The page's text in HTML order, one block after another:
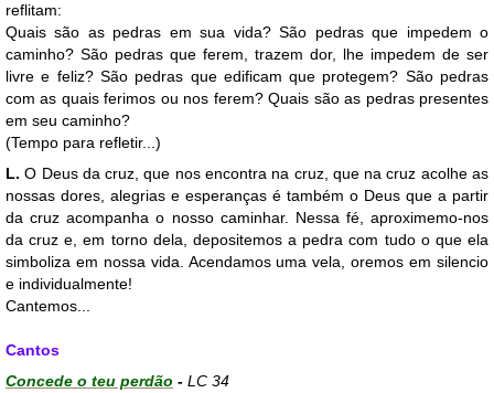
reflitam:
Quais são as pedras em sua vida? São pedras que impedem o
caminho? São pedras que ferem, trazem dor, lhe impedem de ser
livre e feliz? São pedras que edificam que protegem? São pedras
com as quais ferimos ou nos ferem? Quais são as pedras presentes
em seu caminho?
(Tempo para refletir...)
L.O Deus da cruz, que nos encontra na cruz, que na cruz acolhe as
nossas dores, alegrias e esperanças é também o Deus que a partir
da cruz acompanha o nosso caminhar. Nessa fé, aproximemo-nos
da cruz e, em torno dela, depositemos a pedra com tudo o que ela
simboliza em nossa vida. Acendamos uma vela, oremos em silencio
e individualmente!
Cantemos...
Cantos
Concede o teu perdão - LC 34